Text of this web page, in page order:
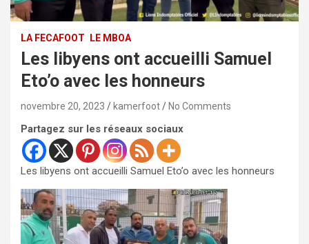
LA FECAFOOT LE MBOA
Les libyens ont accueilli Samuel
Eto’o avec les honneurs
novembre 20, 2023 kamerfoot No Comments
Partagez sur les réseaux sociaux
Les libyens ont accueilli Samuel Eto’o avec les honneurs